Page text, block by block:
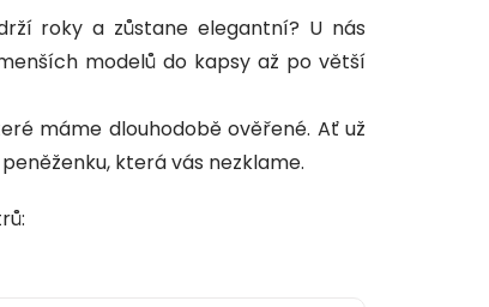
roky a zůstane elegantní? U nás
modelů do kapsy až po větší
máme dlouhodobě ověřené. Ať už
která vás nezklame.